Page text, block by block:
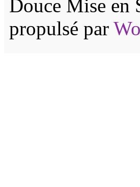
Douce Mise en
propulsé par